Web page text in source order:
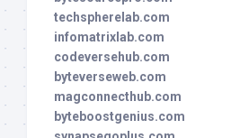
techspherelab.com
infomatrixlab.com
codeversehub.com
byteverseweb.com
magconnecthub.com
byteboostgenius.com